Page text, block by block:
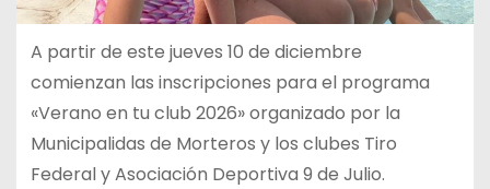
A partir de este jueves 10 de diciembre
comienzan las inscripciones para el programa
«Verano en tu club 2026» organizado por la
Municipalidas de Morteros y los clubes Tiro
Federal y Asociación Deportiva 9 de Julio.